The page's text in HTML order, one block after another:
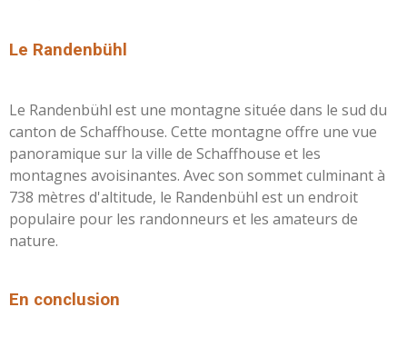
Le Randenbühl
Le Randenbühl est une montagne située dans le sud du
canton de Schaffhouse. Cette montagne offre une vue
panoramique sur la ville de Schaffhouse et les
montagnes avoisinantes. Avec son sommet culminant à
738 mètres d'altitude, le Randenbühl est un endroit
populaire pour les randonneurs et les amateurs de
nature.
En conclusion